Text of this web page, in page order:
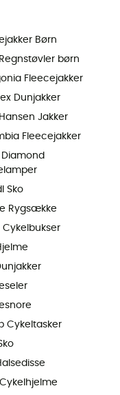
Børn
børn
Fleecejakker
Dunjakker
Jakker
Fleecejakker
Diamond
Sko
Rygsække
Cykelbukser
Cykeltasker